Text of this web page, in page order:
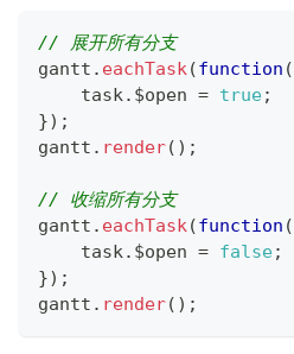
// 展开所有分支
gantt . eachTask(function (
    task
. $open = true;
}) ;
gantt . render( ) ;
// 收缩所有分支
gantt . eachTask(function (
    task
. $open = false;
}) ;
gantt . render( ) ;